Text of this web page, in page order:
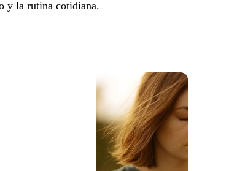
y la rutina cotidiana.